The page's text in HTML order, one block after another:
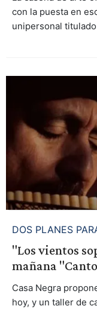
con la puesta en
unipersonal
DOS PLANES
"Los vientos
mañana
Casa Negra
hoy, y un taller de